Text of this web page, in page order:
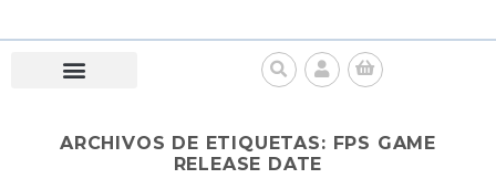
ARCHIVOS DE ETIQUETAS: FPS GAME
RELEASE DATE